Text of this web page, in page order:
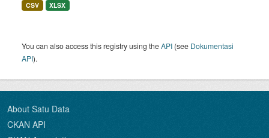
CSV XLSX
You can also access this registry using theAPI (see Dokumentasi
API).
About Satu Data
CKAN API